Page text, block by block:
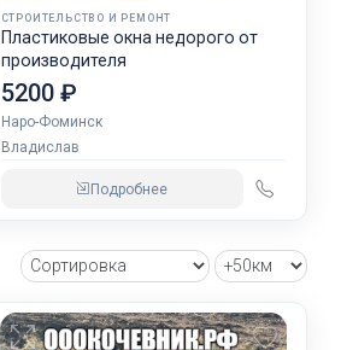
СТРОИТЕЛЬСТВО И РЕМОНТ
Пластиковые окна недорого от
производителя
5200 ₽
Наро-Фоминск
Владислав
Подробнее